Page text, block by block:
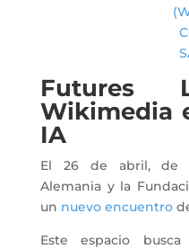
Futures
Wikimedia
IA
El 26 de abril, de
Alemania y la
un nuevo encuentro
Este espacio